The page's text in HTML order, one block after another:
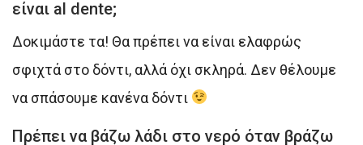
είναι al dente;
Δοκιμάστε τα! Θα πρέπει να είναι ελαφρώς
σφιχτά στο δόντι, αλλά όχι σκληρά. Δεν θέλουμε
να σπάσουμε κανένα δόντι
Πρέπει να βάζω λάδι στο νερό όταν βράζω